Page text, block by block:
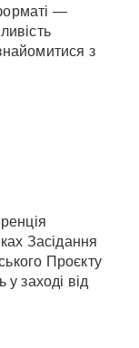
—
з
Засідання
Проєкту
у заході від